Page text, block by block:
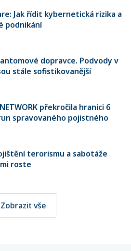
Jak řídit kybernetická rizika a
podnikání
dopravce. Podvody v
stále sofistikovanější
překročila hranici 6
spravovaného pojistného
terorismu a sabotáže
roste
Zobrazit vše